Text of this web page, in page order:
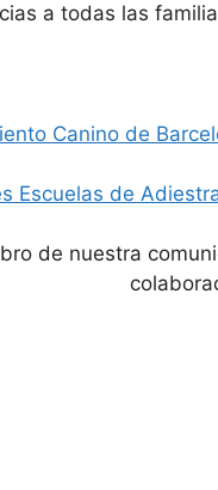
a todas las
de nuestra